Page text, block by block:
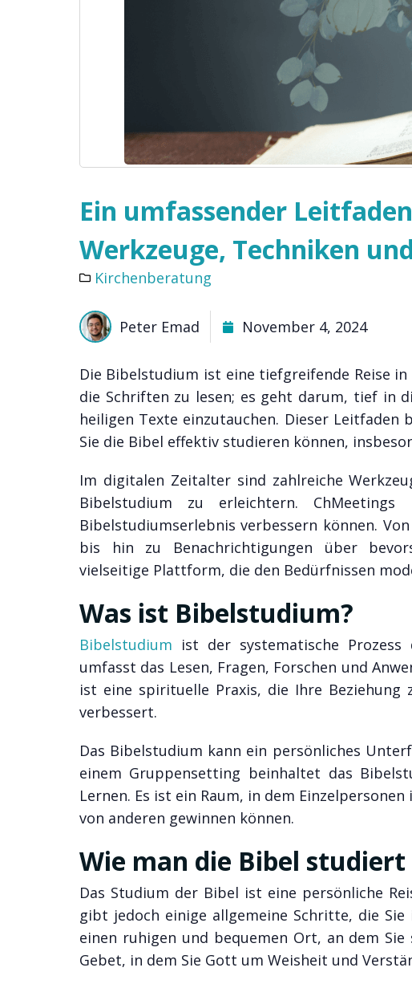
Ein umfassender
Werkzeuge, Techniken
Kirchenberatung
Peter Emad November 4, 2024
Die Bibelstudium ist eine tiefgreifende Reise
die Schriften zu lesen; es geht darum, tief in
heiligen Texte einzutauchen. Dieser
Sie die Bibel effektiv studieren können,
Im digitalen Zeitalter sind zahlreiche
Bibelstudium zu erleichtern.
Bibelstudiumserlebnis verbessern können. Von
bis hin zu Benachrichtigungen über
vielseitige Plattform, die den Bedürfnissen
Was ist Bibelstudium?
Bibelstudium ist der systematische
umfasst das Lesen, Fragen, Forschen und
ist eine spirituelle Praxis, die Ihre
verbessert.
Das Bibelstudium kann ein persönliches
einem Gruppensetting beinhaltet das
Lernen. Es ist ein Raum, in dem
von anderen gewinnen können.
Wie man die Bibel studiert
Das Studium der Bibel ist eine persönliche
gibt jedoch einige allgemeine Schritte, die
einen ruhigen und bequemen Ort, an dem
Gebet, in dem Sie Gott um Weisheit und